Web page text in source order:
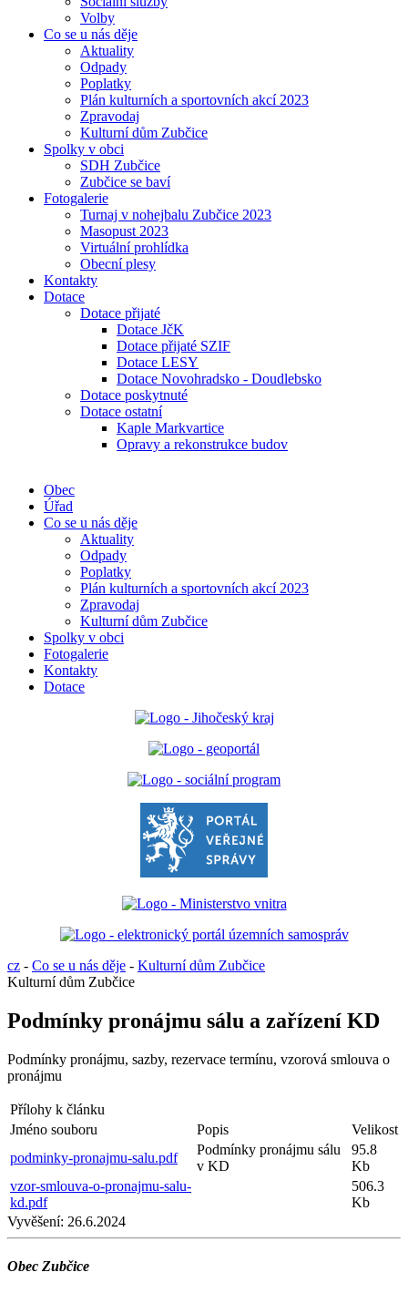
Volby
Co se u nás děje
Aktuality
Odpady
Poplatky
Plán kulturních a sportovních akcí 2023
Zpravodaj
Kulturní dům Zubčice
Spolky v obci
SDH Zubčice
Zubčice se baví
Fotogalerie
Turnaj v nohejbalu Zubčice 2023
Masopust 2023
Virtuální prohlídka
Obecní plesy
Kontakty
Dotace
Dotace přijaté
Dotace JčK
Dotace přijaté SZIF
Dotace LESY
Dotace Novohradsko - Doudlebsko
Dotace poskytnuté
Dotace ostatní
Kaple Markvartice
Opravy a rekonstrukce budov
Obec
Úřad
Co se u nás děje
Aktuality
Odpady
Poplatky
Plán kulturních a sportovních akcí 2023
Zpravodaj
Kulturní dům Zubčice
Spolky v obci
Fotogalerie
Kontakty
Dotace
cz - Co se u nás děje - Kulturní dům Zubčice
Kulturní dům Zubčice
Podmínky pronájmu sálu a zařízení KD
Podmínky pronájmu, sazby, rezervace termínu, vzorová smlouva o
pronájmu
Přílohy k článku
Jméno souboru
Popis
Velikost
podminky-pronajmu-salu.pdf
Podmínky pronájmu sálu
v KD
95.8
Kb
vzor-smlouva-o-pronajmu-salu-
kd.pdf
506.3
Kb
Vyvěšení: 26.6.2024
Obec Zubčice